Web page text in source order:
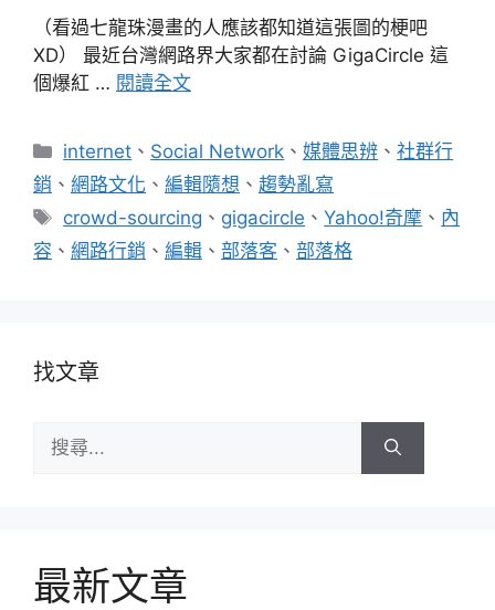
（看過七龍珠漫畫的人應該都知道這張圖的梗吧
XD） 最近台灣網路界大家都在討論 GigaCircle 這
個爆紅 … 閱讀全文
分
類
internet 、 Social Network 、媒體思辨 、社群行
銷 、 網路文化 、 編輯隨想 、 趨勢亂寫
標
籤
crowd-sourcing 、 gigacircle 、Yahoo!奇摩 、 內
容 、 網路行銷 、 編輯 、 部落客 、 部落格
找文章
尋:
最新文章